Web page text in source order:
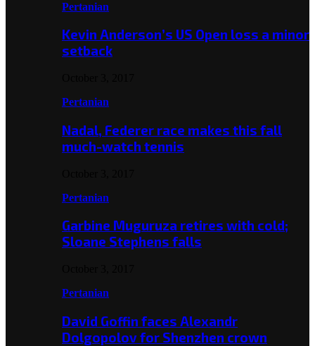
Pertanian
Kevin Anderson’s US Open loss a minor
setback
Pertanian
Nadal, Federer race makes this fall
much-watch tennis
Pertanian
Garbine Muguruza retires with cold;
Sloane Stephens falls
Pertanian
David Goffin faces Alexandr
Dolgopolov for Shenzhen crown